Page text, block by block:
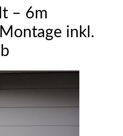
– 6m
inkl.